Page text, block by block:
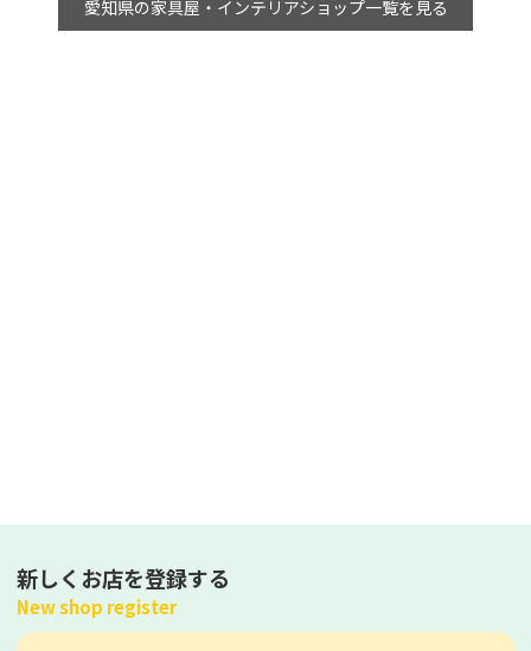
愛知県の家具屋・インテリアショップ一覧を見る
新しくお店を登録する
New shop register